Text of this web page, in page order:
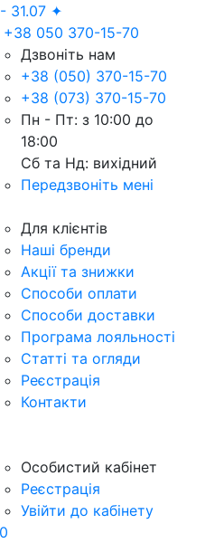
31.07 ✦
+38 050 370-15-70
Дзвоніть нам
+38 (050) 370-15-70
+38 (073) 370-15-70
Пн - Пт: з 10:00 до
18:00
Сб та Нд: вихідний
Передзвоніть мені
Для клієнтів
Наші бренди
Акції та знижки
Способи оплати
Способи доставки
Програма лояльності
Статті та огляди
Реєстрація
Контакти
Особистий кабінет
Реєстрація
Увійти до кабінету
0